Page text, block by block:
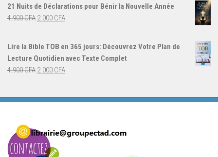
4.000 CFA.3.000 CFA.
21 Nuits de Déclarations pour Bénir la Nouvelle Année
4.900CFA Le
4.900 CFA.
2.000 CFALe
Lire la Bible TOB en 365 jours: Découvrez Votre Plan de
Lecture Quotidien avec Texte Complet
4.900CFA Le
était :
2.000 CFALe
est :